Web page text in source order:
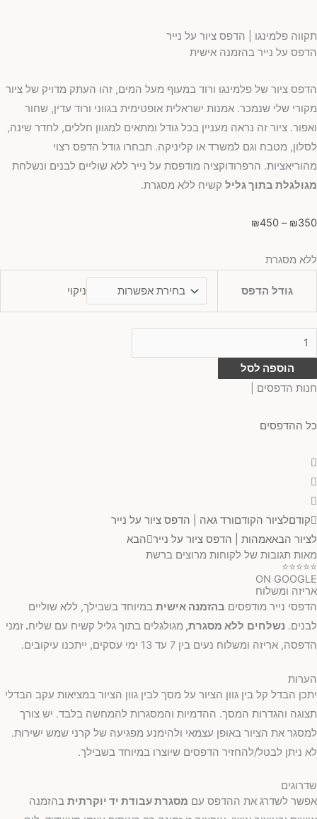
תקווה פלמינגו | הדפס ציור על נייר
הדפס על נייר בהזמנה אישית
הדפס ציור של פלמינגו ורוד במעוף מעל המים, זהו העתק מדויק של ציור
מקורי שלי שנמכר. אמנות ישראלית אופטימית בגווני ורוד עדין, שחור
ואפור. ציור זה נראה מעניין בכל גודל ומתאים למגוון חללים, לחדר שינה,
לסלון, מטבח וגם למשרד או קליניקה. תבחרו גודל הדפס רצוי
מהוריאציות. הרפרודוקציה מודפסת על נייר ללא שוליים לבנים ונשלחת
מגולגלת בתוך גליל קשיח ללא מסגרת.
₪350
–
₪450
ללא מסגרת
גודל הדפס ניקוי
הוספה לסל
חנות הדפסים |
כל ההדפסים
קודםלציור הקודםורד גאה | הדפס ציור על נייר
לציור הבאאמהות | הדפס ציור על נייר הבא
מאות תגובות של לקוחות מרוצים ברשת
⭐⭐⭐⭐⭐
ON GOOGLE
אריזה ומשלוח
הדפסי נייר מודפסים בהזמנה אישית במיוחד בשבילך, ללא שוליים
לבנים. נשלחים ללא מסגרת, מגולגלים בתוך גליל קשיח עם שליח. זמני
הדפסה, אריזה ומשלוח נעים בין 7 עד 13 ימי עסקים, ייתכנו עיקובים.
הערות
יתכן הבדל קל בין גוון הציור על מסך לבין גוון הציור במציאות עקב הבדלי
תצוגה והגדרות המסך. ההדמיות והמסגרות להמחשה בלבד. יש צורך
למסגר את הציור באופן עצמאי ולהימנע מפגיעה של קרני שמש ישירות.
לא ניתן לבטל/להחזיר הדפסים שיוצרו במיוחד בשבילך.
שדרוגים
אפשר לשדרג את ההדפס עם מסגרת עבודת יד יוקרתית בהזמנה